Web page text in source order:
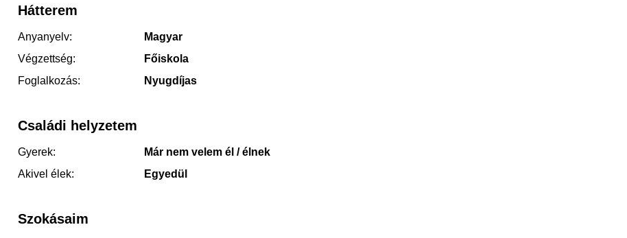
Hátterem
Anyanyelv:
Magyar
Végzettség:
Főiskola
Foglalkozás:
Nyugdíjas
Családi helyzetem
Gyerek:
Már nem velem él / élnek
Akivel élek:
Egyedül
Szokásaim